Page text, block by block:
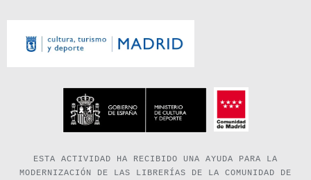
ESTA ACTIVIDAD HA RECIBIDO UNA AYUDA PARA LA
MODERNIZACIÓN DE LAS LIBRERÍAS DE LA COMUNIDAD DE